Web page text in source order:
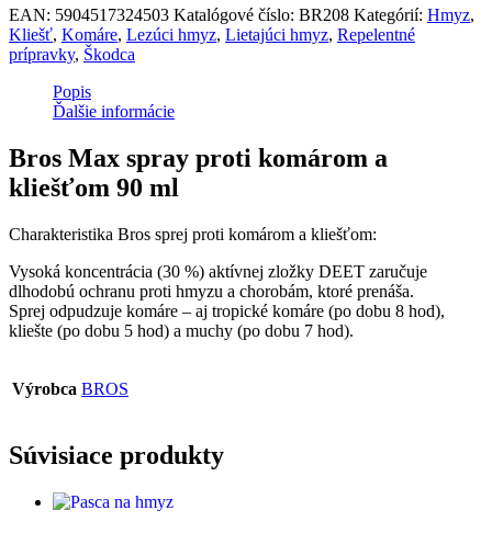
EAN: 5904517324503 Katalógové číslo: BR208 Kategórií: Hmyz,
Kliešť, Komáre, Lezúci hmyz, Lietajúci hmyz, Repelentné
prípravky, Škodca
Popis
Ďalšie informácie
Bros Max spray proti komárom a
kliešťom 90 ml
Charakteristika Bros sprej proti komárom a kliešťom:
Vysoká koncentrácia (30 %) aktívnej zložky DEET zaručuje
dlhodobú ochranu proti hmyzu a chorobám, ktoré prenáša.
Sprej odpudzuje komáre – aj tropické komáre (po dobu 8 hod),
kliešte (po dobu 5 hod) a muchy (po dobu 7 hod).
Výrobca BROS
Súvisiace produkty